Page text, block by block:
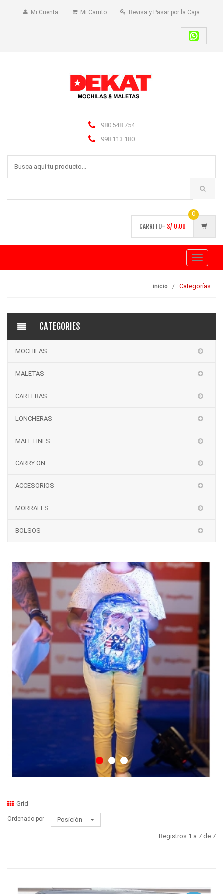
Mi Cuenta Mi Carrito Revisa y Pasar por la Caja
980 548 754
998 113 180
CARRITO- S/ 0.00
0
Toggle
inicio Categorías
CATEGORIES
MOCHILAS
MALETAS
CARTERAS
LONCHERAS
MALETINES
CARRY ON
ACCESORIOS
MORRALES
BOLSOS
Grid
Ordenado por Posición
Registros 1 a 7 de 7